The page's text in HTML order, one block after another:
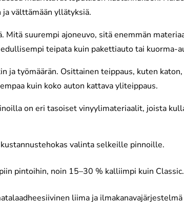
välttämään yllätyksiä.
suurempi ajoneuvo, sitä enemmän
teipata kuin pakettiauto tai kuorma-
ja työmäärän. Osittainen teippaus, kuten katon,
kuin koko auton kattava yliteippaus.
on eri tasoiset vinyylimateriaalit, joista
valinta selkeille pinnoille.
pintoihin, noin 15–30 % kalliimpi kuin Classic.
liima ja ilmakanavajärjestelmä